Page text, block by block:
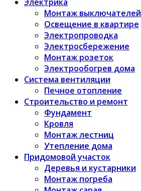
Монтаж выключателей
Освещение в квартире
Электропроводка
Электросбережение
Монтаж розеток
Электрообогрев дома
Система вентиляции
Печное отопление
Строительство и ремонт
Фундамент
Кровля
Монтаж лестниц
Утепление дома
Придомовой участок
Деревья и кустарники
Монтаж погреба